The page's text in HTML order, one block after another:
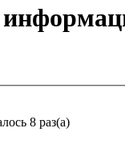
8 раз(а)